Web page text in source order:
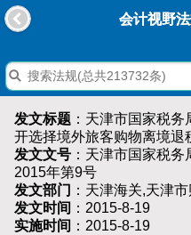
发文标题 ：天津市国家税
开选择境外旅客购物离境退
发文文号 ：天津市国家税
2015年第9号
发文部门 ：天津海关,天津
发文时间 ：2015-8-19
实施时间 ：2015-8-19